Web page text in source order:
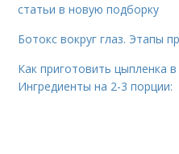
статьи в новую подборку
Ботокс вокруг глаз. Этапы
Как приготовить цыпленка
Ингредиенты на 2-3 порции: